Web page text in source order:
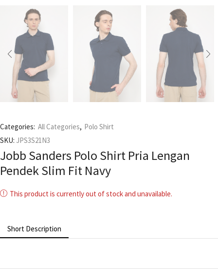
Categories: All Categories, Polo Shirt
SKU: JPS3S21N3
Jobb Sanders Polo Shirt Pria Lengan
Pendek Slim Fit Navy
This product is currently out of stock and unavailable.
Short Description